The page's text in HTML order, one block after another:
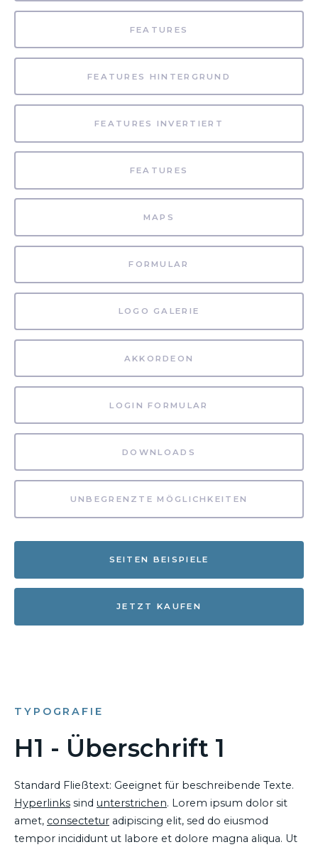
FEATURES
FEATURES HINTERGRUND
FEATURES INVERTIERT
FEATURES
MAPS
FORMULAR
LOGO GALERIE
AKKORDEON
LOGIN FORMULAR
DOWNLOADS
UNBEGRENZTE MÖGLICHKEITEN
SEITEN BEISPIELE
JETZT KAUFEN
TYPOGRAFIE
H1 - Überschrift 1
Standard Fließtext: Geeignet für beschreibende Texte.
Hyperlinks sind unterstrichen. Lorem ipsum dolor sit
amet, consectetur adipiscing elit, sed do eiusmod
tempor incididunt ut labore et dolore magna aliqua. Ut